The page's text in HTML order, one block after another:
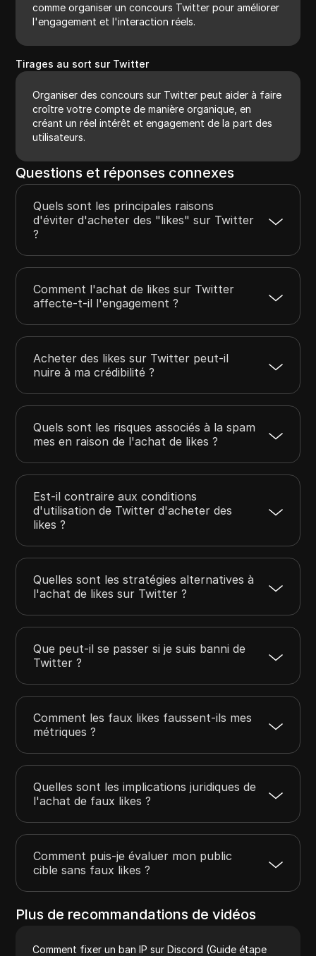
comme organiser un concours Twitter pour améliorer
l'engagement et l'interaction réels.
Tirages au sort sur Twitter
Organiser des concours sur Twitter peut aider à faire
croître votre compte de manière organique, en
créant un réel intérêt et engagement de la part des
utilisateurs.
Questions et réponses connexes
Quels sont les principales raisons
d'éviter d'acheter des "likes" sur Twitter
?
Comment l'achat de likes sur Twitter
affecte-t-il l'engagement ?
Acheter des likes sur Twitter peut-il
nuire à ma crédibilité ?
Quels sont les risques associés à la spam
mes en raison de l'achat de likes ?
Est-il contraire aux conditions
d'utilisation de Twitter d'acheter des
likes ?
Quelles sont les stratégies alternatives à
l'achat de likes sur Twitter ?
Que peut-il se passer si je suis banni de
Twitter ?
Comment les faux likes faussent-ils mes
métriques ?
Quelles sont les implications juridiques de
l'achat de faux likes ?
Comment puis-je évaluer mon public
cible sans faux likes ?
Plus de recommandations de vidéos
Comment fixer un ban IP sur Discord (Guide étape